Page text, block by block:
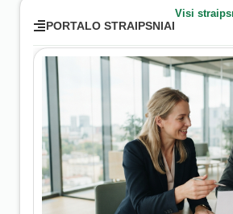
PORTALO STRAIPSNIAI
Visi